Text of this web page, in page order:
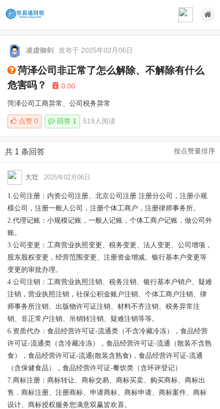
凌虚御剑 发布于 2025年02月06日
菏泽公司非正常了怎么解除、不解除有什么
危害吗？
0.00
菏泽公司工商异常、公司税务异常
点赞 0 回答 1 519人阅读
共 1 条回答 按点赞量排序
大壮 2025年02月06日
1.公司注册：内资公司注册、北京公司注册.注册分公司，注册小规
模公司，注册一般人公司，注册个体工商户，注册律师事务所。
2.代理记账：小规模记账，一般人记账，个体工商户记账，做公司外
账。
3.公司变更：工商营业执照变更、税务变更、法人变更、公司增项，
股东股权变更，经营范围变更、注册资金增减、银行基本户变更等
变更的审批办理。
4.公司注销：工商营业执照注销、税务注销、银行基本户销户、疑难
注销，营业执照注销，社保公积金账户注销、个体工商户注销、律
师事务所注销、出版物许可证注销、材料不齐注销、税务异常注
销、非正常户注销、吊销转注销、疑难注销等等。
6.资质代办：食品经营许可证-流通类（不含冷藏冷冻），食品经营
许可证-流通类（含冷藏冷冻），食品经营许可证-流通（散装不含熟
食），食品经营许可证-流通(散装含熟食)，食品经营许可证-流通
（含保健食品），食品经营许可证-餐饮类（含环评登记）
7.商标注册：商标转让、商标交易、商标买卖、购买商标、商标出
售．商标注册、注册商标、申请商标、商标申请、商标案件、商标
设计、商标授权服务您满意双赢皆欢喜。